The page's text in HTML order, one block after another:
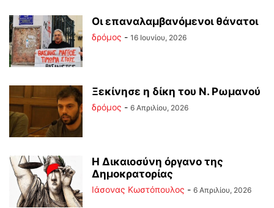
Οι επαναλαμβανόμενοι θάνατοι
δρόμος - 16 Ιουνίου, 2026
Ξεκίνησε η δίκη του Ν. Ρωμανού
δρόμος - 6 Απριλίου, 2026
Η Δικαιοσύνη όργανο της
Δημοκρατορίας
Ιάσονας Κωστόπουλος - 6 Απριλίου, 2026